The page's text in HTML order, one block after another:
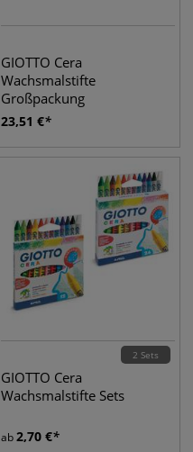
GIOTTO Cera
Wachsmalstifte
Großpackung
23,51 €
2 Sets
GIOTTO Cera
Wachsmalstifte Sets
ab2,70 €